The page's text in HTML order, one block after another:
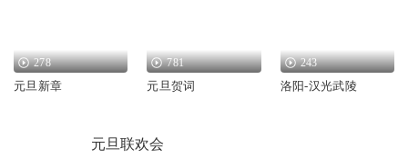
278
元旦新章
781
元旦贺词
243
洛阳-汉光武陵
元旦联欢会